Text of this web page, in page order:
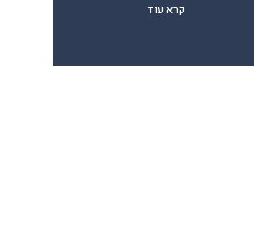
קרא עוד